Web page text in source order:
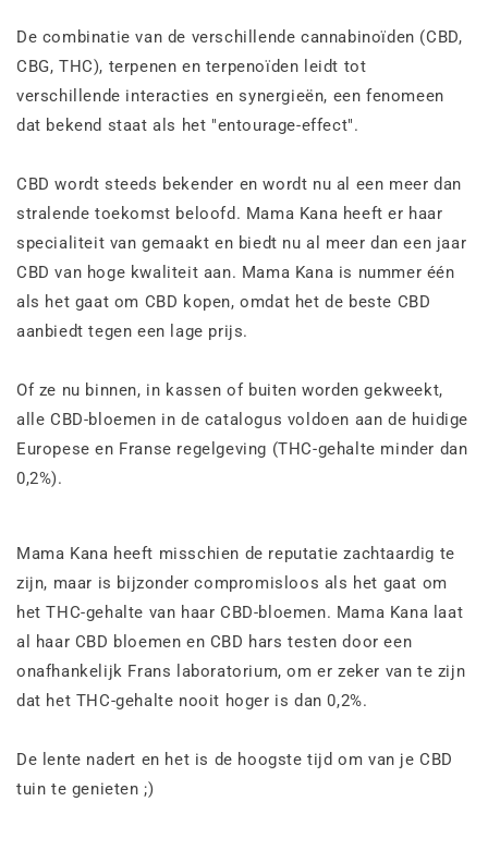
De combinatie van de verschillende cannabinoïden (CBD,
CBG, THC), terpenen en terpenoïden leidt tot
verschillende interacties en synergieën, een fenomeen
dat bekend staat als het "entourage-effect".
CBD wordt steeds bekender en wordt nu al een meer dan
stralende toekomst beloofd. Mama Kana heeft er haar
specialiteit van gemaakt en biedt nu al meer dan een jaar
CBD van hoge kwaliteit aan. Mama Kana is nummer één
als het gaat om CBD kopen, omdat het de beste CBD
aanbiedt tegen een lage prijs.
Of ze nu binnen, in kassen of buiten worden gekweekt,
alle CBD-bloemen in de catalogus voldoen aan de huidige
Europese en Franse regelgeving (THC-gehalte minder dan
0,2%).
Mama Kana heeft misschien de reputatie zachtaardig te
zijn, maar is bijzonder compromisloos als het gaat om
het THC-gehalte van haar CBD-bloemen. Mama Kana laat
al haar CBD bloemen en CBD hars testen door een
onafhankelijk Frans laboratorium, om er zeker van te zijn
dat het THC-gehalte nooit hoger is dan 0,2%.
De lente nadert en het is de hoogste tijd om van je CBD
tuin te genieten ;)